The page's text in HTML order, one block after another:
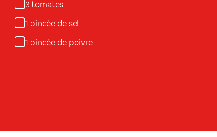
3 tomates
1 pincée de sel
1 pincée de poivre